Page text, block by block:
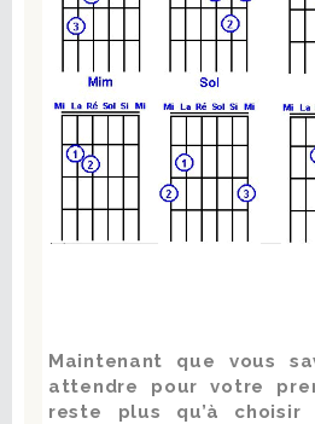
Maintenant que vous
attendre pour votre
reste plus qu’à choisir